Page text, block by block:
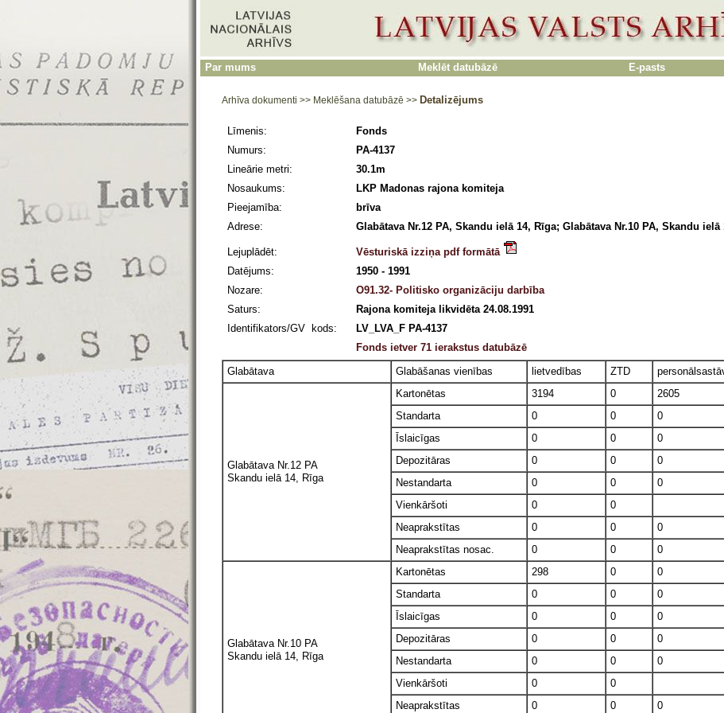
Par mums Meklēt datubāzē E-pasts
Arhīva dokumenti >> Meklēšana datubāzē >> Detalizējums
Līmenis:
Fonds
Numurs:
PA-4137
Lineārie metri:
30.1m
Nosaukums:
LKP Madonas rajona komiteja
Pieejamība:
brīva
Adrese:
Glabātava Nr.12 PA, Skandu ielā 14, Rīga; Glabātava Nr.10 PA, Skandu ielā
Lejuplādēt:
Vēsturiskā izziņa pdf formātā
Datējums:
1950 - 1991
Nozare:
O91.32- Politisko organizāciju darbība
Saturs:
Rajona komiteja likvidēta 24.08.1991
Identifikators/GV kods:
LV_LVA_F PA-4137
Fonds ietver 71 ierakstus datubāzē
Glabātava
Glabāšanas vienības lietvedības ZTD
Glabātava Nr.12 PA
Skandu ielā 14, Rīga
Kartonētas 3194 0 2605
Standarta
0 0 0
Īslaicīgas
0 0 0
Depozitāras
0 0 0
Nestandarta
0 0 0
Vienkāršoti
0 0
Neaprakstītas
0 0 0
Neaprakstītas nosac.
0 0 0
Glabātava Nr.10 PA
Skandu ielā 14, Rīga
Kartonētas 298 0 0
Standarta
0 0 0
Īslaicīgas
0 0 0
Depozitāras
0 0 0
Nestandarta
0 0 0
Vienkāršoti
0 0
Neaprakstītas
0 0 0